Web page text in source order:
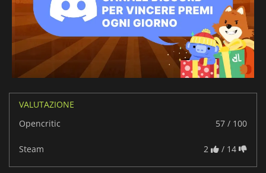
VALUTAZIONE
Opencritic
57 / 100
Steam 2 / 14